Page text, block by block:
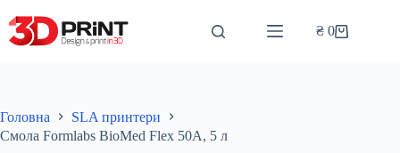
до
вмісту
Кошик
₴ 0
Головна
SLA принтери
Смола Formlabs BioMed Flex 50A, 5 л